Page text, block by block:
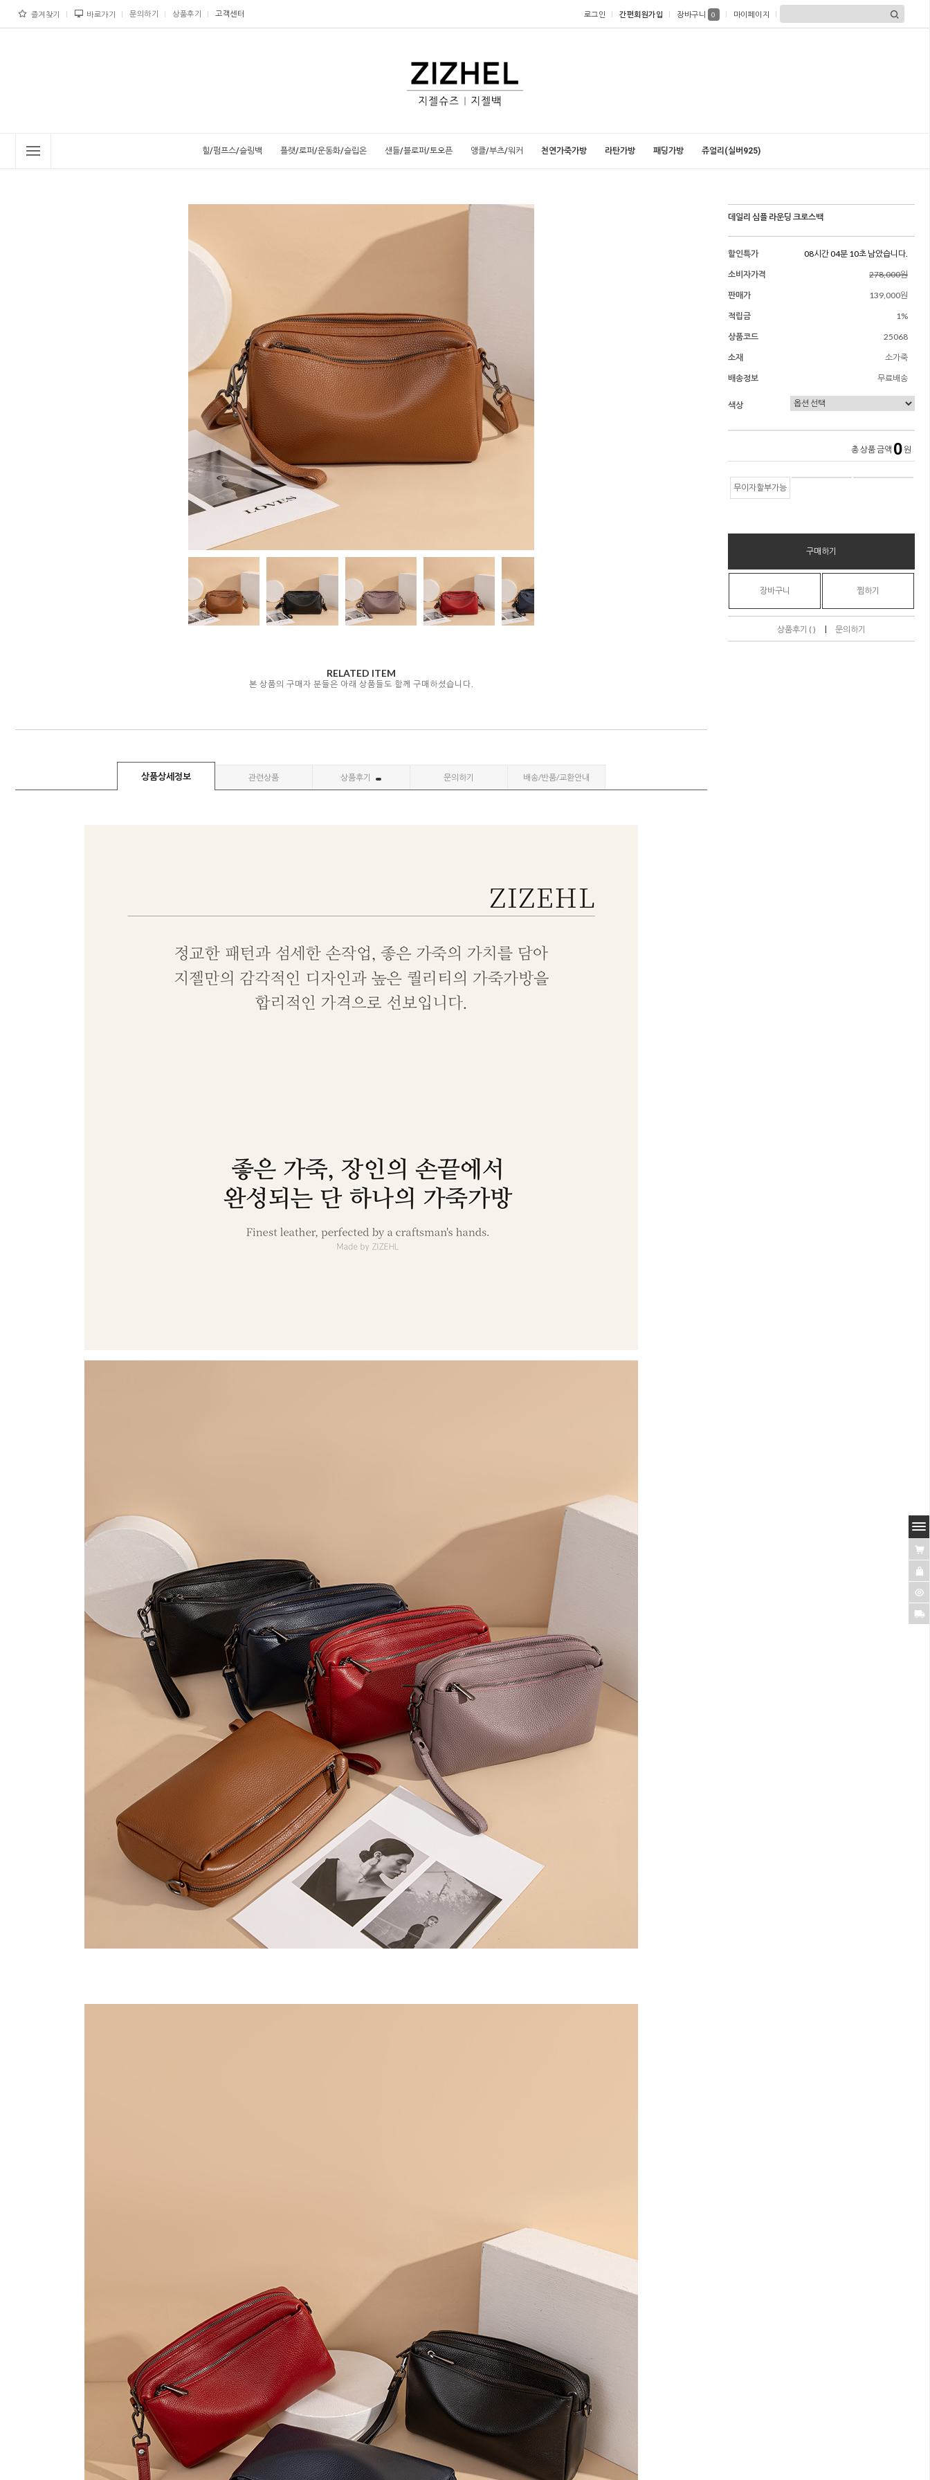
즐겨찾기 바로가기 문의하기 상품후기 고객센터 로그인 간편회원가입 장바구니 0 마이페이지
힐/펌프스/슬링백 플랫/로퍼/운동화/슬립온 샌들/블로퍼/토오픈 앵클/부츠/워커 천연가죽가방 라탄가방 패딩가방 쥬얼리(실버925)
RELATED ITEM
본 상품의 구매자 분들은 아래 상품들도 함께 구매하셨습니다.
상품상세정보 관련상품 상품후기 문의하기 배송/반품/교환안내
데일리 심플 라운딩 크로스백
할인특가
08시간 04분 08초 남았습니다.
소비자가격
278,000원
판매가
139,000원
적립금
1%
상품코드
25068
소재
소가죽
배송정보
무료배송
색상
총 상품 금액 0 원
무이자할부가능
구매하기
장바구니 찜하기
상품후기 ( ) | 문의하기